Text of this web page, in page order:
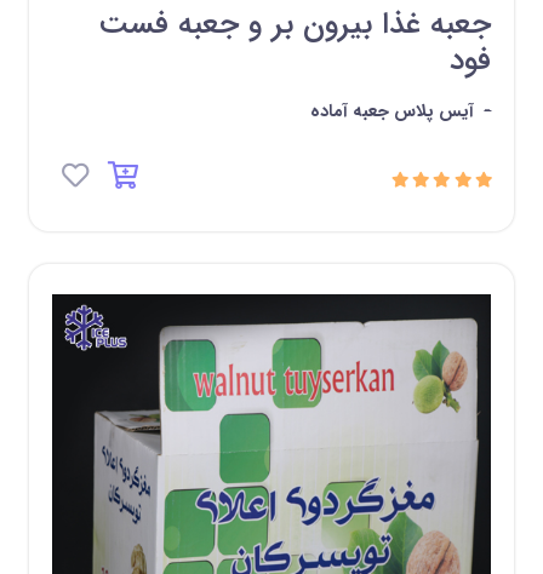
جعبه غذا بیرون بر و جعبه فست
فود
- آیس پلاس جعبه آماده